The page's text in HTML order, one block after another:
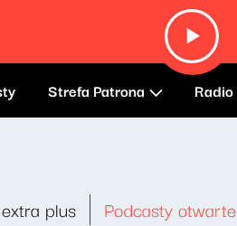
Strefa Patrona Radio
plus Podcasty otwarte